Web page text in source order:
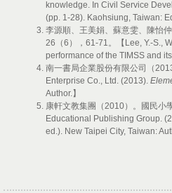
knowledge. In Civil Service
(pp. 1-28). Kaohsiung, Taiwan:
李源順、王美娟、蘇意雯、陳怡
26（6），61-71。
【Lee, Y.-S.,
performance of the TIMSS and
南一書局企業股份有限公司（
Enterprise Co., Ltd. (2013).
Author.】
康軒文教集團（2010）。國民小
Educational Publishing Group.
ed.). New Taipei City, Taiwan: